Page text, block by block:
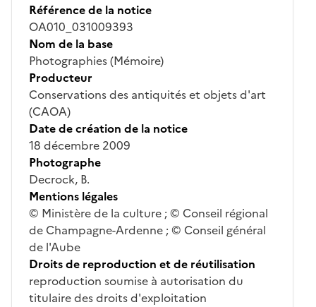
Référence de la notice
OA010_031009393
Nom de la base
Photographies (Mémoire)
Producteur
Conservations des antiquités et objets d'art
(CAOA)
Date de création de la notice
18 décembre 2009
Photographe
Decrock, B.
Mentions légales
© Ministère de la culture ; © Conseil régional
de Champagne-Ardenne ; © Conseil général
de l'Aube
Droits de reproduction et de réutilisation
reproduction soumise à autorisation du
titulaire des droits d'exploitation